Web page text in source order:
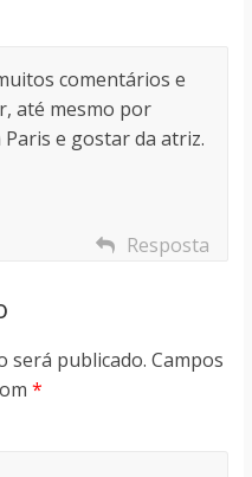
comentários e
até mesmo por
e gostar da atriz.
Resposta
será publicado. Campos
*